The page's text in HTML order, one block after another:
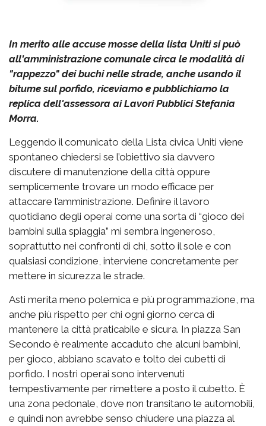
In merito alle accuse mosse della lista Uniti si può
all'amministrazione comunale circa le modalità di
"rappezzo" dei buchi nelle strade, anche usando il
bitume sul porfido, riceviamo e pubblichiamo la
replica dell'assessora ai Lavori Pubblici Stefania
Morra.
Leggendo il comunicato della Lista civica Uniti viene
spontaneo chiedersi se l’obiettivo sia davvero
discutere di manutenzione della città oppure
semplicemente trovare un modo efficace per
attaccare l’amministrazione. Definire il lavoro
quotidiano degli operai come una sorta di “gioco dei
bambini sulla spiaggia” mi sembra ingeneroso,
soprattutto nei confronti di chi, sotto il sole e con
qualsiasi condizione, interviene concretamente per
mettere in sicurezza le strade.
Asti merita meno polemica e più programmazione, ma
anche più rispetto per chi ogni giorno cerca di
mantenere la città praticabile e sicura. In piazza San
Secondo è realmente accaduto che alcuni bambini,
per gioco, abbiano scavato e tolto dei cubetti di
porfido. I nostri operai sono intervenuti
tempestivamente per rimettere a posto il cubetto. È
una zona pedonale, dove non transitano le automobili,
e quindi non avrebbe senso chiudere una piazza al